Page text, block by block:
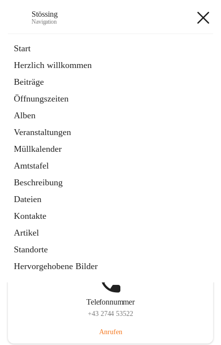
Stössing
Navigation
Start
Herzlich willkommen
Beiträge
Öffnungszeiten
Alben
Veranstaltungen
Müllkalender
Amtstafel
Beschreibung
Dateien
Kontakte
Artikel
Standorte
Hervorgehobene Bilder
Datei
in
Tab
Kindergarten
öffnet
in
neuem
Tab
Telefonnummer
+43 2744 53522
Anrufen